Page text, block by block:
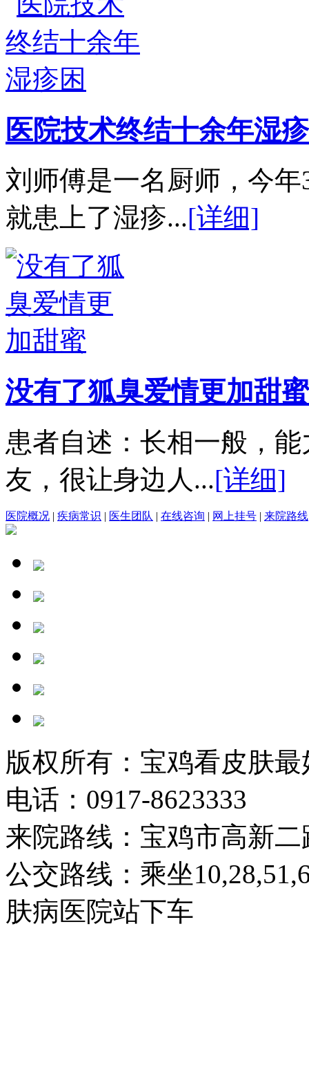
医院技术终结十余年湿
刘师傅是一名厨师，今
就患上了湿疹...[详细]
没有了狐臭爱情更加甜蜜
患者自述：长相一般，
友，很让身边人...[详细]
医院概况 | 疾病常识 | 医生团队 | 在线咨询 | 网上挂号 | 来院路线
版权所有：宝鸡看皮肤
电话：0917-8623333
来院路线：宝鸡市高新二
公交路线：乘坐
肤病医院站下车